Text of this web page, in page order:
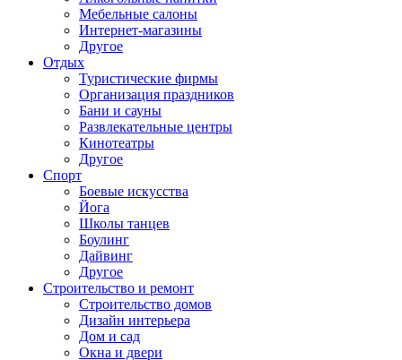
Мебельные салоны
Интернет-магазины
Другое
Отдых
Туристические фирмы
Организация праздников
Бани и сауны
Развлекательные центры
Кинотеатры
Другое
Спорт
Боевые искусства
Йога
Школы танцев
Боулинг
Дайвинг
Другое
Строительство и ремонт
Строительство домов
Дизайн интерьера
Дом и сад
Окна и двери